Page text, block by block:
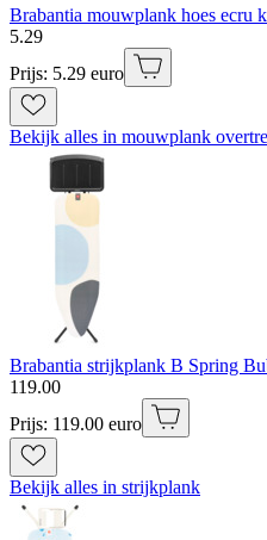
Brabantia mouwplank hoes ecru
5.29
Prijs: 5.29 euro
Bekijk alles in mouwplank
Brabantia strijkplank B Spring
119.00
Prijs: 119.00 euro
Bekijk alles in strijkplank